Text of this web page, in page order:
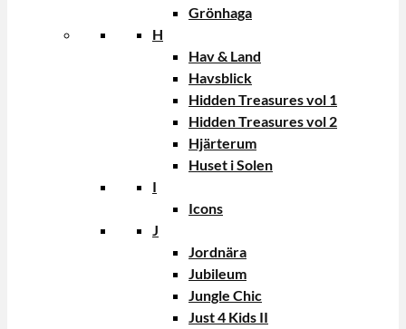
Grönhaga
H
Hav & Land
Havsblick
Hidden Treasures vol 1
Hidden Treasures vol 2
Hjärterum
Huset i Solen
I
Icons
J
Jordnära
Jubileum
Jungle Chic
Just 4 Kids II